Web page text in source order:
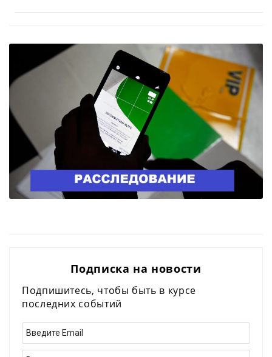
Подписка на новости
Подпишитесь, чтобы быть в курсе
последних событий